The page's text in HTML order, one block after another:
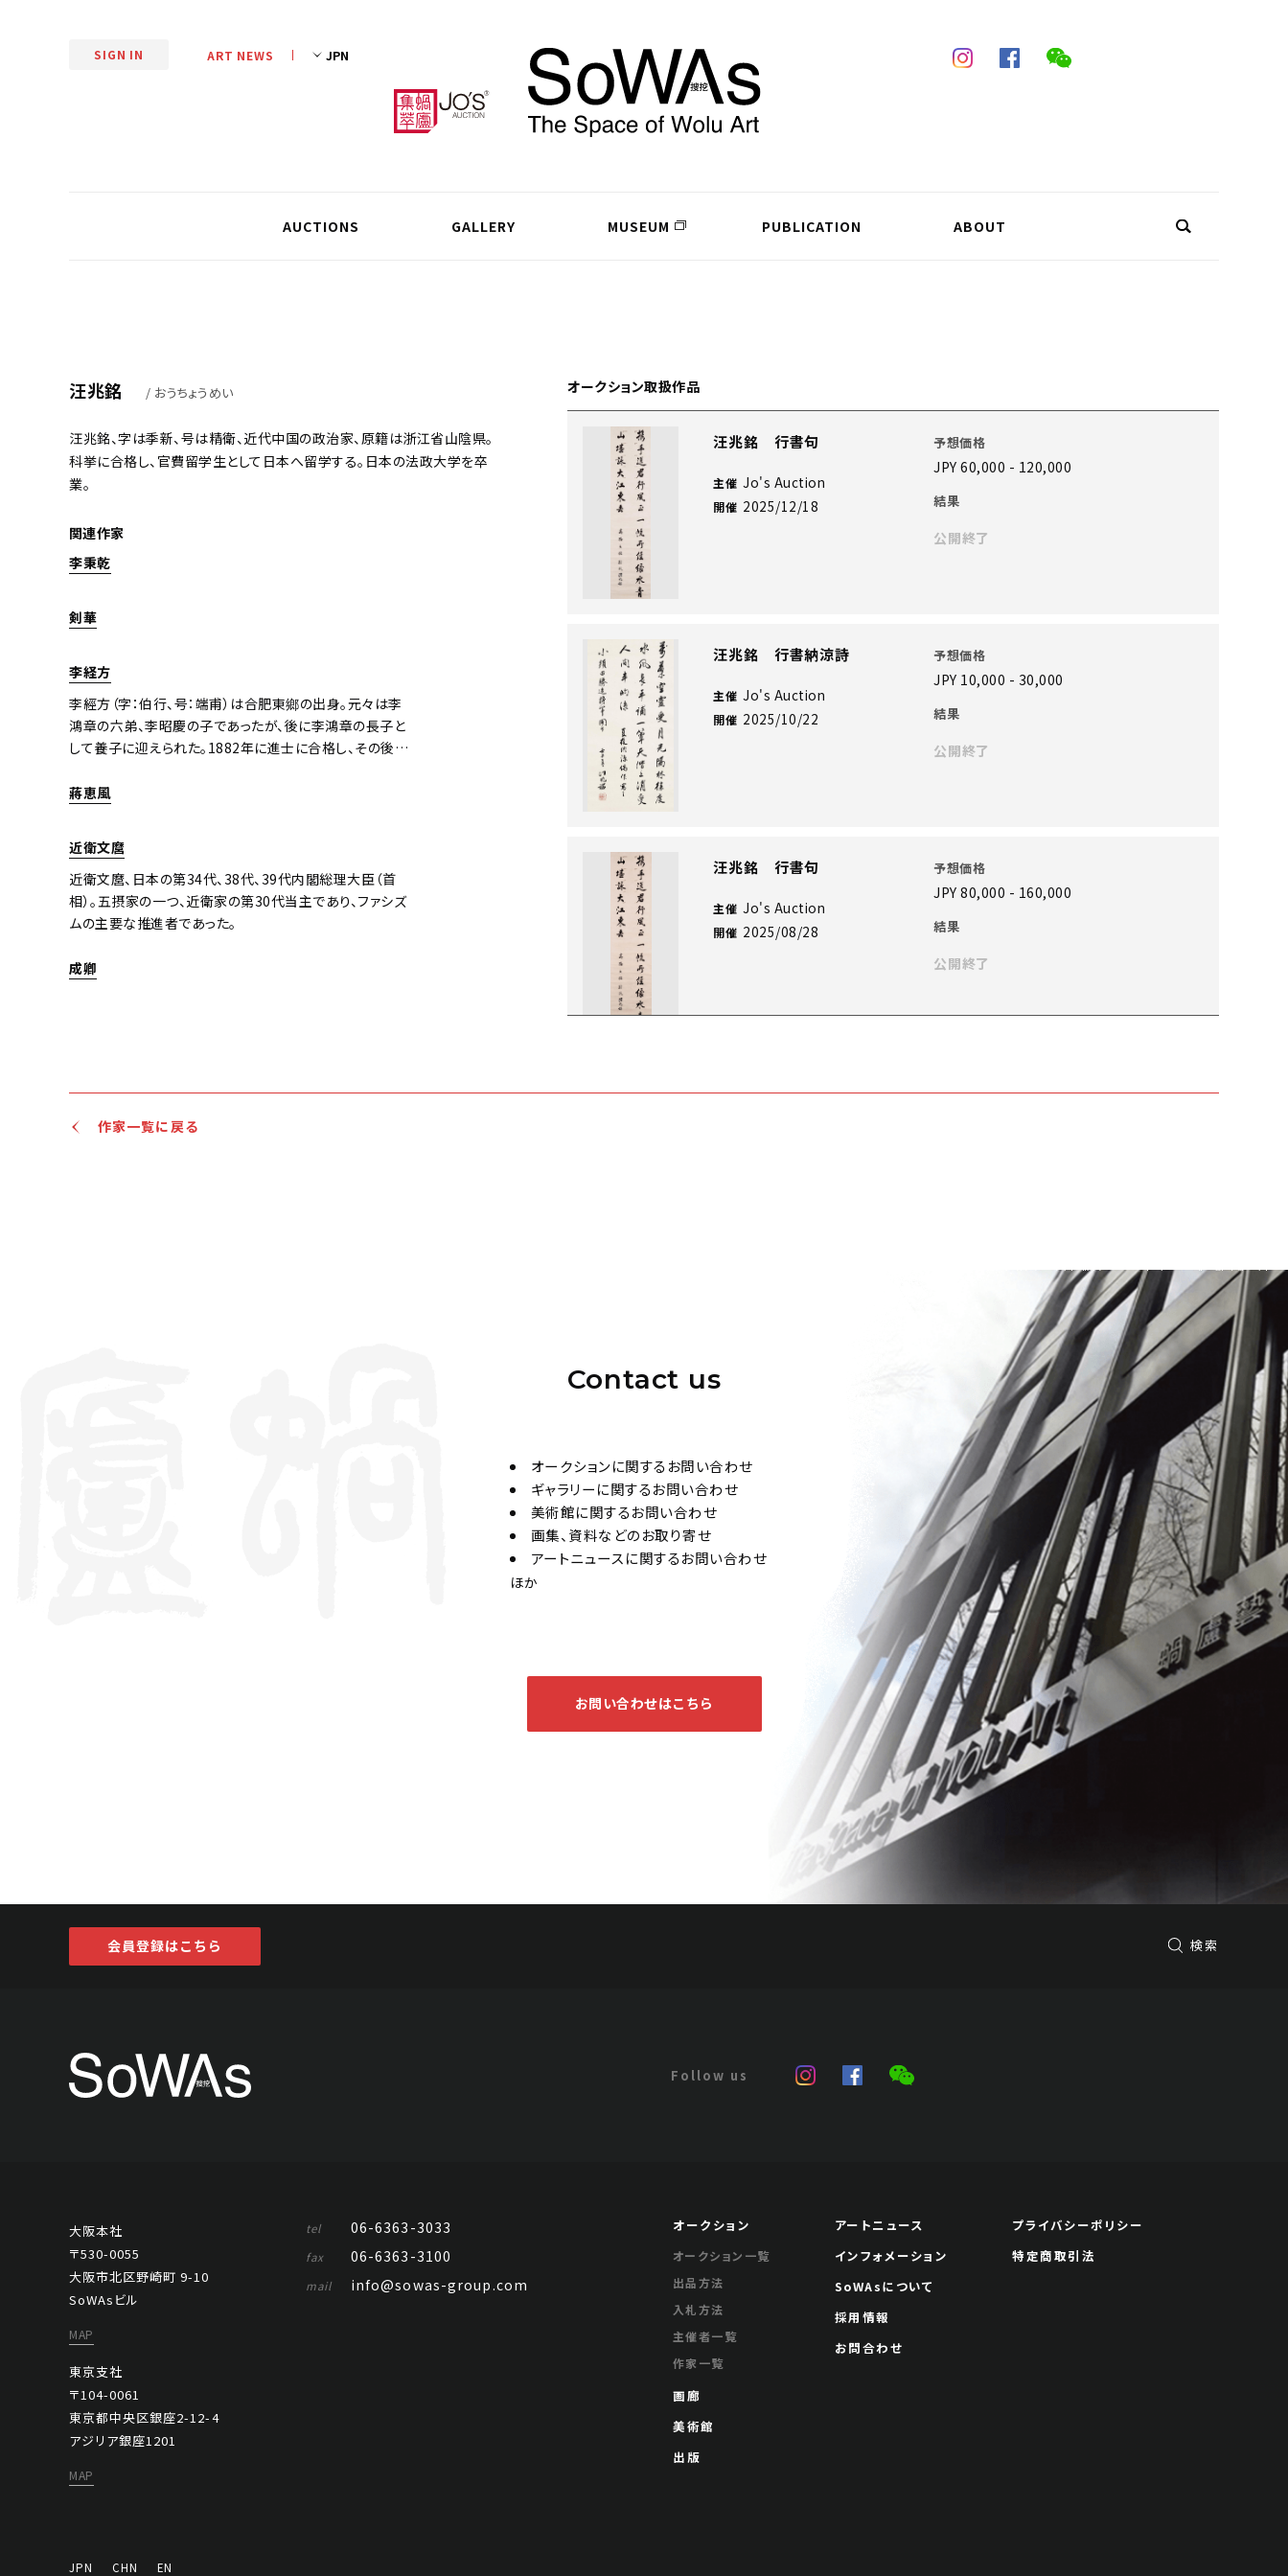
SIGN IN ART NEWS
AUCTIONS GALLERY MUSEUM PUBLICATION ABOUT
汪兆銘 / おうちょうめい
汪兆銘、字は季新、号は精衛、近代中国の政治家、原籍は浙江省山陰県。
科挙に合格し、官費留学生として日本へ留学する。日本の法政大学を卒
業。
関連作家
李秉乾
剣華
李経方
李經方（字：伯行、号：端甫）は合肥東鄉の出身。元々は李
鴻章の六弟、李昭慶の子であったが、後に李鴻章の長子と
して養子に迎えられた。1882年に進士に合格し、その後、
な官職を歴任した。
蔣恵風
近衛文麿
近衛文麿、日本の第34代、38代、39代内閣総理大臣（首
相）。五摂家の一つ、近衛家の第30代当主であり、ファシズ
ムの主要な推進者であった。
成卿
オークション取扱作品
汪兆銘 行書句
主催 Jo's Auction
開催 2025/12/18
予想価格
JPY 60,000 - 120,000
結果
公開終了
汪兆銘 行書納涼詩
主催 Jo's Auction
開催 2025/10/22
予想価格
JPY 10,000 - 30,000
結果
公開終了
汪兆銘 行書句
主催 Jo's Auction
開催 2025/08/28
予想価格
JPY 80,000 - 160,000
結果
公開終了
JPY 100,000 - 200,000
公開終了
李秉乾、剣華、李経方、蔣恵
主催 Jo's Auction
予想価格
JPY 10,000 - 30,000
結果
公開終了
汪兆銘 行書七言詩
2024/04/17
予想価格
JPY 80,000 - 160,000
結果
公開終了
開催 2024/02/28
汪兆銘 行書七言詩
作家一覧に戻る
Contact us
オークションに関するお問い合わせ
ギャラリーに関するお問い合わせ
美術館に関するお問い合わせ
画集、資料などのお取り寄せ
アートニュースに関するお問い合わせ
ほか
お問い合わせはこちら
会員登録はこちら 検索
大阪本社
〒530-0055
大阪市北区野崎町 9-10
SoWAsビル
MAP
東京支社
〒104-0061
東京都中央区銀座2-12-4
アジリア銀座1201
MAP
tel 06-6363-3033
fax 06-6363-3100
mail info@sowas-group.com
オークション
オークション一覧
出品方法
入札方法
主催者一覧
作家一覧
画廊
美術館
出版
アートニュース
インフォメーション
SoWAsについて
採用情報
お問合わせ
プライバシーポリシー
特定商取引法
JPN CHN EN